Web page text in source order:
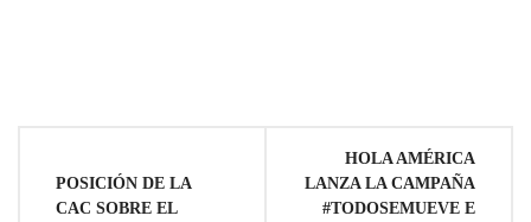
POSICIÓN DE LA
CAC SOBRE EL
HOLA AMÉRICA
LANZA LA CAMPAÑA
#TODOSEMUEVE E